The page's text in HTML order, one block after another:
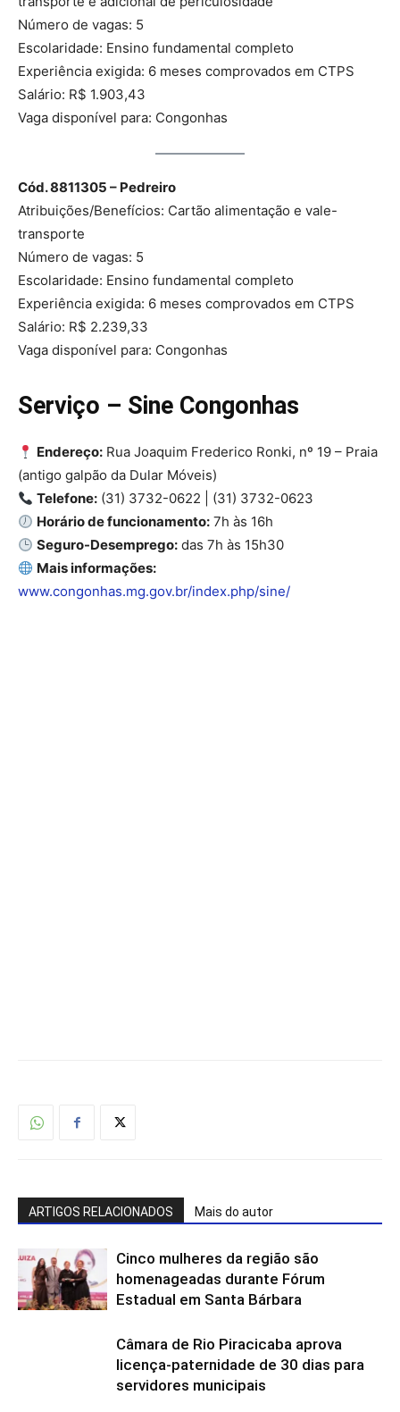
Número de vagas: 5
Escolaridade: Ensino fundamental completo
Experiência exigida: 6 meses comprovados em CTPS
Salário: R$ 1.903,43
Vaga disponível para: Congonhas
Cód. 8811305 – Pedreiro
Atribuições/Benefícios: Cartão alimentação e vale-
transporte
Número de vagas: 5
Escolaridade: Ensino fundamental completo
Experiência exigida: 6 meses comprovados em CTPS
Salário: R$ 2.239,33
Vaga disponível para: Congonhas
Serviço – Sine Congonhas
Endereço: Rua Joaquim Frederico Ronki, nº 19 – Praia
(antigo galpão da Dular Móveis)
Telefone: (31) 3732-0622 | (31) 3732-0623
Horário de funcionamento: 7h às 16h
Seguro-Desemprego: das 7h às 15h30
Mais informações:
www.congonhas.mg.gov.br/index.php/sine/
ARTIGOS RELACIONADOS Mais do autor
Cinco mulheres da região são
homenageadas durante Fórum
Estadual em Santa Bárbara
Câmara de Rio Piracicaba aprova
licença-paternidade de 30 dias para
servidores municipais